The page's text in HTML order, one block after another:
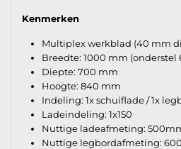
Kenmerken
Multiplex werkblad (40 mm
Breedte: 1000 mm (onderstel
Diepte: 700 mm
Hoogte: 840 mm
Indeling: 1x schuiflade / 1x
Ladeindeling: 1x150
Nuttige ladeafmeting:
Nuttige legbordafmeting: